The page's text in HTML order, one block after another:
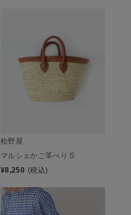
松野屋
マルシェかご革べり S
¥8,250 (税込)